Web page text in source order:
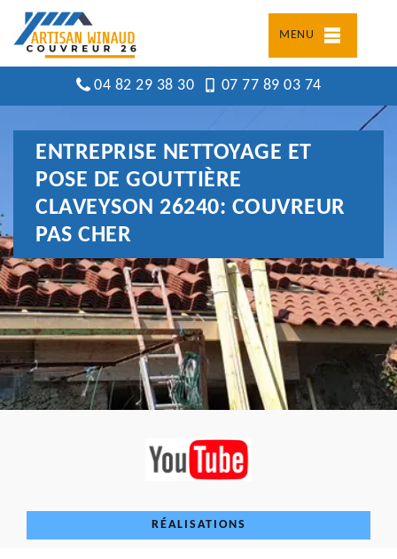
MENU
04 82 29 38 30 07 77 89 03 74
ENTREPRISE NETTOYAGE ET
POSE DE GOUTTIÈRE
CLAVEYSON 26240: COUVREUR
PAS CHER
RÉALISATIONS